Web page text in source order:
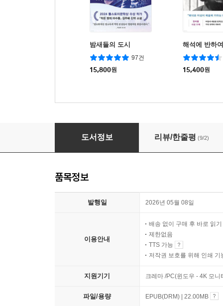
밤새들의 도시
97건
15,800원
해석에 반하여
15,400원
젊은 시인에게 보내는 편지 그리고 젊은 시인이
도서정보 리뷰/한줄평 (9/2)
품목정보
발행일 2026년 05월 08일
이용안내
배송 없이 구매 후 바로 읽기
제한없음
TTS 가능
저작권 보호를 위해 인쇄 기
지원기기 크레마 /PC(윈도우 - 4K 모
파일/용량 EPUB(DRM) | 22.00MB